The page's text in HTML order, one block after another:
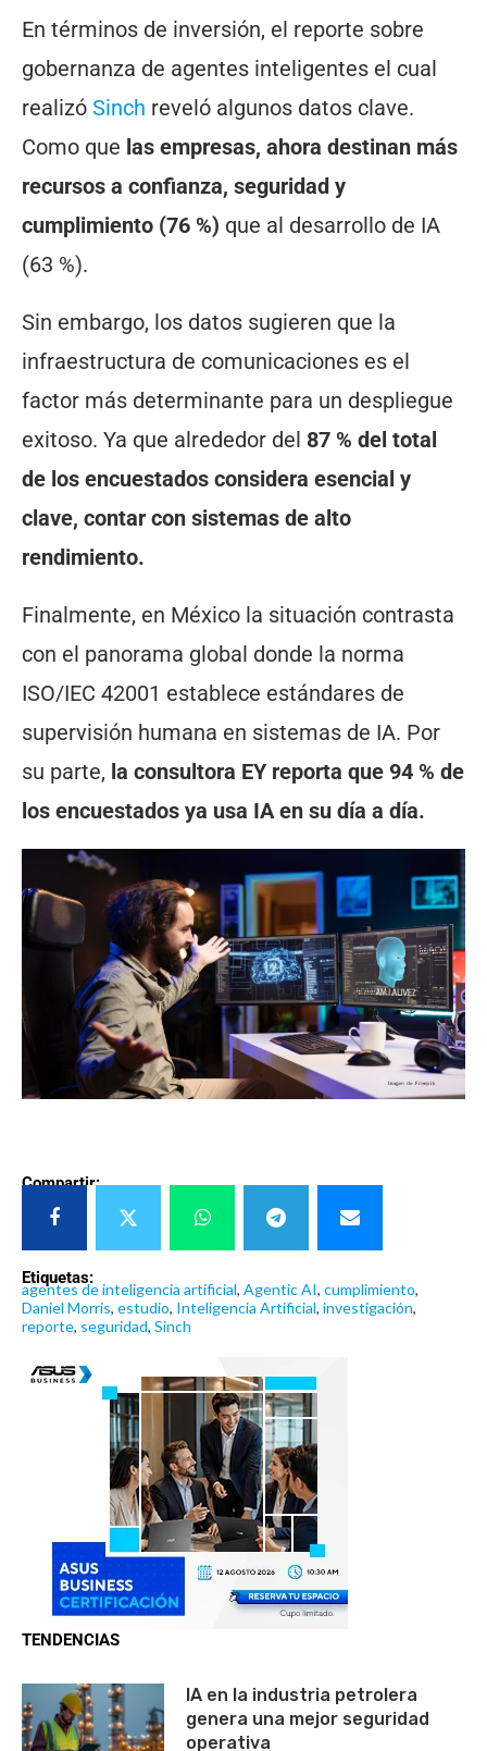
En términos de inversión, el reporte sobre
gobernanza de agentes inteligentes el cual
realizó Sinch reveló algunos datos clave.
Como que las empresas, ahora destinan más
recursos a confianza, seguridad y
cumplimiento (76 %) que al desarrollo de IA
(63 %).
Sin embargo, los datos sugieren que la
infraestructura de comunicaciones es el
factor más determinante para un despliegue
exitoso. Ya que alrededor del 87 % del total
de los encuestados considera esencial y
clave, contar con sistemas de alto
rendimiento.
Finalmente, en México la situación contrasta
con el panorama global donde la norma
ISO/IEC 42001 establece estándares de
supervisión humana en sistemas de IA. Por
su parte, la consultora EY reporta que 94 % de
los encuestados ya usa IA en su día a día.
Compartir:
Etiquetas:
agentes de inteligencia artificial, Agentic AI, cumplimiento,
Daniel Morris, estudio, Inteligencia Artificial, investigación,
reporte, seguridad, Sinch
TENDENCIAS
IA en la industria petrolera
genera una mejor seguridad
operativa